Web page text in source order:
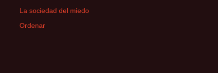
La sociedad del miedo
Ordenar